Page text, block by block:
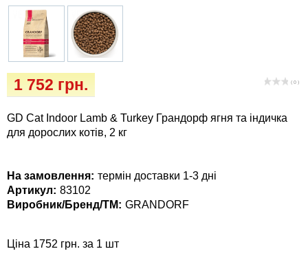
( 0 )
1 752 грн.
GD Cat Indoor Lamb & Turkey Грандорф ягня та індичка
для дорослих котів, 2 кг
На замовлення: термін доставки 1-3 дні
Артикул: 83102
Виробник/Бренд/ТМ: GRANDORF
Ціна 1752 грн. за 1 шт
Ласощі та корма
Vet Diet Canine Wet - ветеринарные диеты
для собак
Лежаки, будиночки, охолоджуючи
килимки
Миски, автогодівниці, поілки
Переноски, сумки, клітки
матеріали